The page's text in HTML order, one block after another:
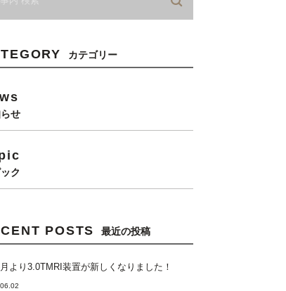
カテゴリー
せ
ク
POSTS 最近の投稿
より3.0TMRI装置が新しくなりました！